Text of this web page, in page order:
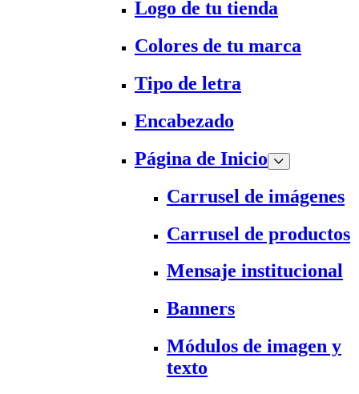
Logo de tu tienda
Colores de tu marca
Tipo de letra
Encabezado
Página de Inicio
Carrusel de imágenes
Carrusel de productos
Mensaje institucional
Banners
Módulos de imagen y
texto